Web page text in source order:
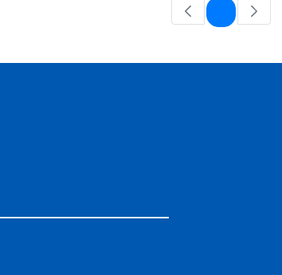
Pagina